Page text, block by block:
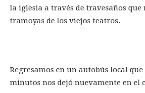
la iglesia a través de travesaños que
tramoyas de los viejos teatros.
Regresamos en un autobús local que
minutos nos dejó nuevamente en el